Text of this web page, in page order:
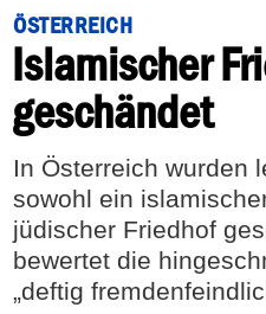
RECHT
FEUILLETON
DEBATTE
ÖSTERREICH
Islamischer
geschändet
In Österreich wurden
sowohl ein
jüdischer Friedhof
bewertet die
„deftig